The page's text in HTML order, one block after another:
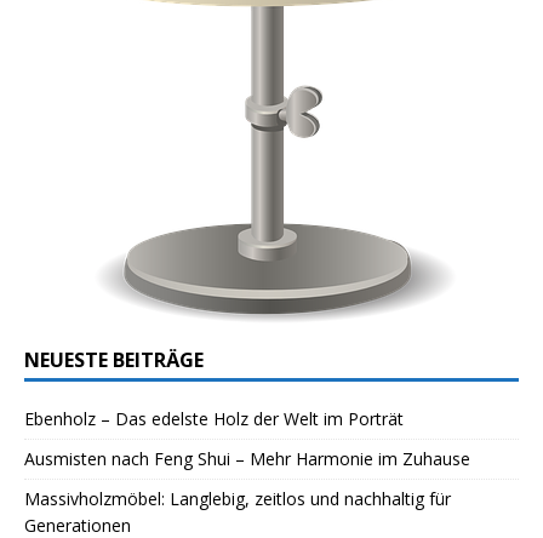
NEUESTE BEITRÄGE
Ebenholz – Das edelste Holz der Welt im Porträt
Ausmisten nach Feng Shui – Mehr Harmonie im Zuhause
Massivholzmöbel: Langlebig, zeitlos und nachhaltig für
Generationen